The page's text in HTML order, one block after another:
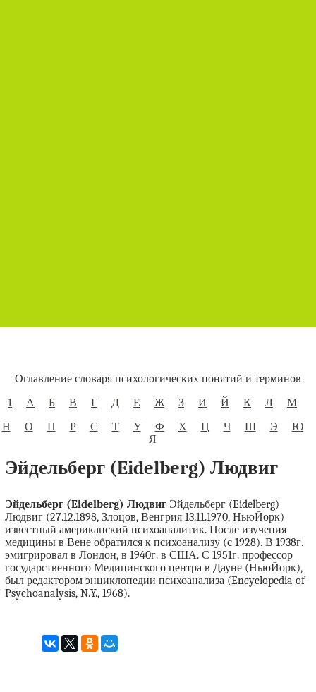
Оглавление словаря психологических понятий и терминов
1
А Б В Г Д Е Ж З И Й К Л
М
Н
О П Р С Т У Ф Х Ц Ч Ш Э
Ю
Я
Эйдельберг (Eidelberg) Людвиг
Эйдельберг (Eidelberg) ЛюдвигЭйдельберг (Eidelberg)
Людвиг (27.12.1898, Злоцов, Венгрия 13.11.1970, НьюЙорк)
известный американский психоаналитик. После изучения
медицины в Вене обратился к психоанализу (с 1928). В 1938г.
эмигрировал в Лондон, в 1940г. в США. С 1951г. профессор
государственного Медицинского центра в Дауне (НьюЙорк),
был редактором энциклопедии психоанализа (Encyclopedia of
Psychoanalysis, N.Y., 1968).